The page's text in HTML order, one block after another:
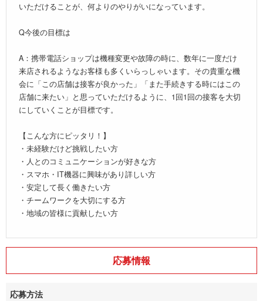
いただけることが、何よりのやりがいになっています。
Q今後の目標は
A：携帯電話ショップは機種変更や故障の時に、数年に一度だけ
来店されるようなお客様も多くいらっしゃいます。その貴重な機
会に「この店舗は接客が良かった」「また手続きする時にはこの
店舗に来たい」と思っていただけるように、1回1回の接客を大切
にしていくことが目標です。
【こんな方にピッタリ！】
・未経験だけど挑戦したい方
・人とのコミュニケーションが好きな方
・スマホ・IT機器に興味があり詳しい方
・安定して長く働きたい方
・チームワークを大切にする方
・地域の皆様に貢献したい方
応募情報
応募方法